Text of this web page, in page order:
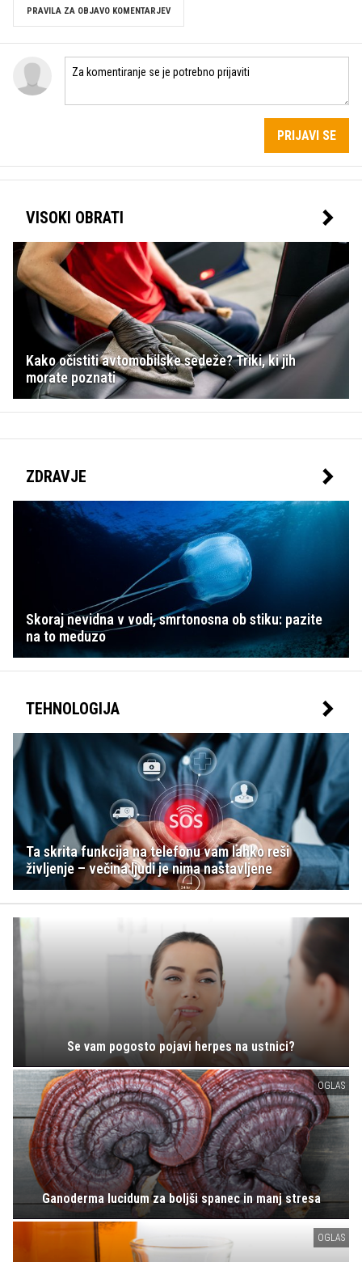
PRAVILA ZA OBJAVO KOMENTARJEV
PRIJAVI SE
VISOKI OBRATI
Kako očistiti avtomobilske sedeže? Triki, ki jih
morate poznati
ZDRAVJE
Skoraj nevidna v vodi, smrtonosna ob stiku: pazite
na to meduzo
TEHNOLOGIJA
Ta skrita funkcija na telefonu vam lahko reši
življenje – večina ljudi je nima nastavljene
Se vam pogosto pojavi herpes na ustnici?
OGLAS
Ganoderma lucidum za boljši spanec in manj stresa
OGLAS